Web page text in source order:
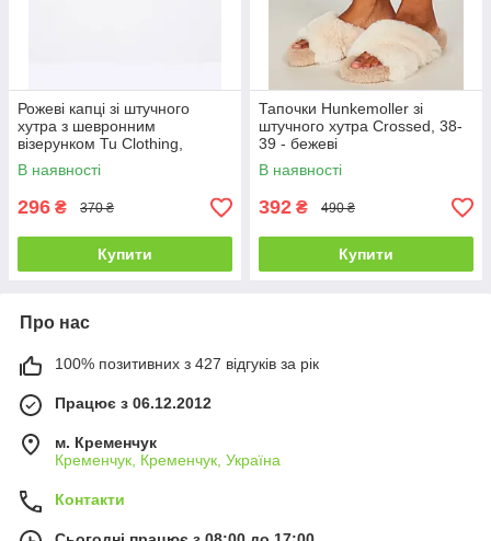
Рожеві капці зі штучного
хутра з шевронним
візерунком Tu Clothing,
розмір M (UK 5-6)
В наявності
296 ₴ 370 ₴
Купити
Тапочки Hunkemoller зі
штучного хутра Crossed, 38-
39 - бежеві
В наявності
392 ₴ 490 ₴
Купити
Про нас
100% позитивних з 427 відгуків за рік
Працює з 06.12.2012
м. Кременчук
Кременчук, Кременчук, Україна
Контакти